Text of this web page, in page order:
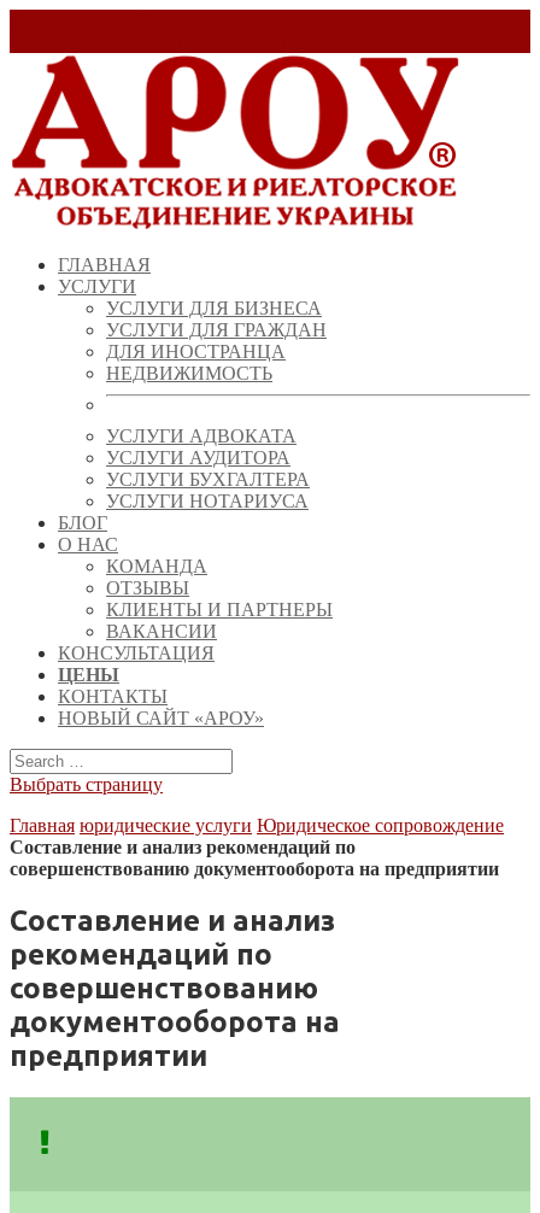
ГЛАВНАЯ
УСЛУГИ
УСЛУГИ ДЛЯ БИЗНЕСА
УСЛУГИ ДЛЯ ГРАЖДАН
ДЛЯ ИНОСТРАНЦА
НЕДВИЖИМОСТЬ
УСЛУГИ АДВОКАТА
УСЛУГИ АУДИТОРА
УСЛУГИ БУХГАЛТЕРА
УСЛУГИ НОТАРИУСА
БЛОГ
О НАС
КОМАНДА
ОТЗЫВЫ
КЛИЕНТЫ И ПАРТНЕРЫ
ВАКАНСИИ
КОНСУЛЬТАЦИЯ
ЦЕНЫ
КОНТАКТЫ
НОВЫЙ САЙТ «АРОУ»
Выбрать страницу
Главная юридические услуги Юридическое сопровождение
Составление и анализ рекомендаций по
совершенствованию документооборота на предприятии
Составление и анализ
рекомендаций по
совершенствованию
документооборота на
предприятии